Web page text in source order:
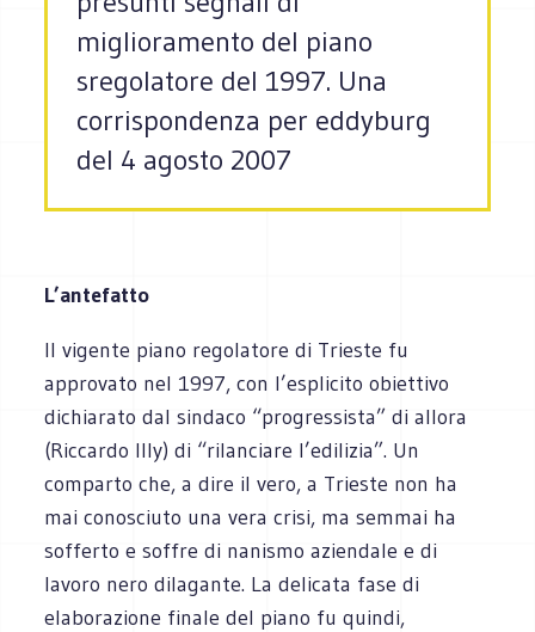
miglioramento del piano
sregolatore del 1997. Una
corrispondenza per eddyburg
del 4 agosto 2007
L’antefatto
Il vigente piano regolatore di Trieste fu
approvato nel 1997, con l’esplicito obiettivo
dichiarato dal sindaco “progressista” di allora
(Riccardo Illy) di “rilanciare l’edilizia”. Un
comparto che, a dire il vero, a Trieste non ha
mai conosciuto una vera crisi, ma semmai ha
sofferto e soffre di nanismo aziendale e di
lavoro nero dilagante. La delicata fase di
elaborazione finale del piano fu quindi,